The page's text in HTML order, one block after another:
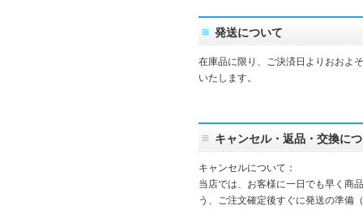
発送について
在庫品に限り、ご決済日よりおおよ
いたします。
キャンセル・返品・交換に
キャンセルについて：
当店では、お客様に一日でも早く商
う、ご注文確定後すぐに発送の準備